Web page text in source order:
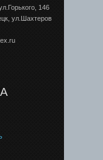
146
ул.Шахтеров